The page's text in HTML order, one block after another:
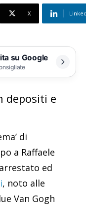
X
su Google
depositi e
di
a Raffaele
ed
, noto alle
Van Gogh